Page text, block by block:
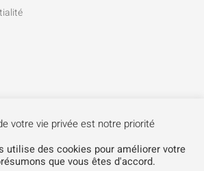
votre vie privée est notre priorité
utilise des cookies pour améliorer votre
que vous êtes d'accord.